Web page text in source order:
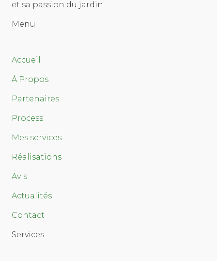
et sa passion du jardin.
Menu
Accueil
À Propos
Partenaires
Process
Mes services
Réalisations
Avis
Actualités
Contact
Services